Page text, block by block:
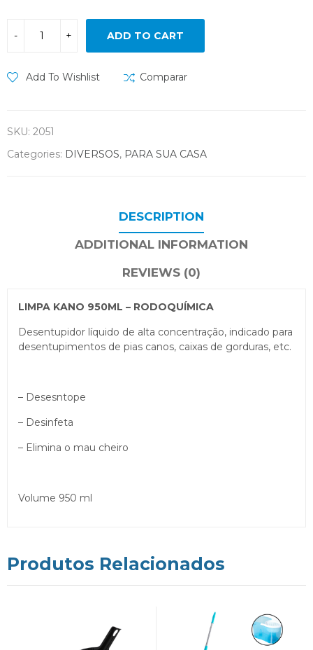
ADD TO CART
Add To Wishlist Comparar
SKU: 2051
Categories: DIVERSOS, PARA SUA CASA
DESCRIPTION
ADDITIONAL INFORMATION
REVIEWS (0)
LIMPA KANO 950ML – RODOQUÍMICA
Desentupidor líquido de alta concentração, indicado para
desentupimentos de pias canos, caixas de gorduras, etc.
– Desesntope
– Desinfeta
– Elimina o mau cheiro
Volume 950 ml
Produtos Relacionados